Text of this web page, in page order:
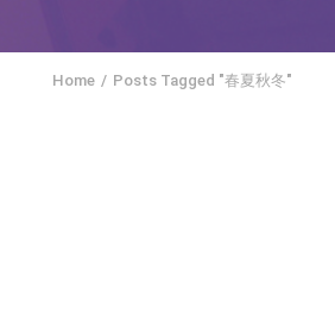
Home Posts Tagged "春夏秋冬"